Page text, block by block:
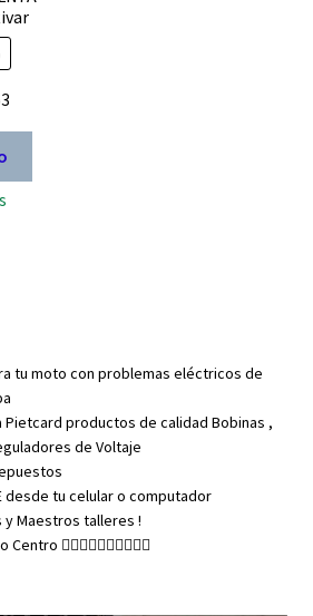
El
precio
es:
tu moto con problemas eléctricos de
Pietcard productos de calidad Bobinas ,
de Voltaje
desde tu celular o computador
Maestros talleres !
👇🏼👇🏼👇🏼👇🏼👇🏼